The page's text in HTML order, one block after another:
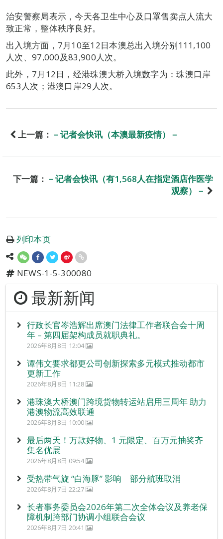
治安警察局表示，今天各卫生中心及口罩售卖点人流大
致正常，整体秩序良好。
出入境方面，7月10至12日本澳总出入境分别111,100
人次、97,000及83,900人次。
此外，7月12日，经港珠澳大桥入境数字为：珠澳口岸
653人次；港澳口岸29人次。
上一篇： －记者会快讯（本澳最新疫情）－
下一篇： －记者会快讯（有1,568人在指定酒店作医学
观察）－
列印本页
NEWS-1-5-300080
最新新闻
行政长官岑浩辉出席澳门法律工作者联合会十周
年 – 第四届架构成员就职典礼。
2026年8月8日 12:04
谭伟文要求都更公司创新探索多元模式推动都市
更新工作
2026年8月8日 11:28
港珠澳大桥澳门跨境货物转运站启用三周年 助力
港澳物流高效联通
2026年8月8日 10:00
最后两天！万款好物、1 元限定、百万元抽奖齐
集名优展
2026年8月8日 09:54
受热带气旋 “白海豚” 影响 部分航班取消
2026年8月7日 22:27
长者事务委员会2026年第二次全体会议及养老保
障机制跨部门协调小组联合会议
2026年8月7日 20:41